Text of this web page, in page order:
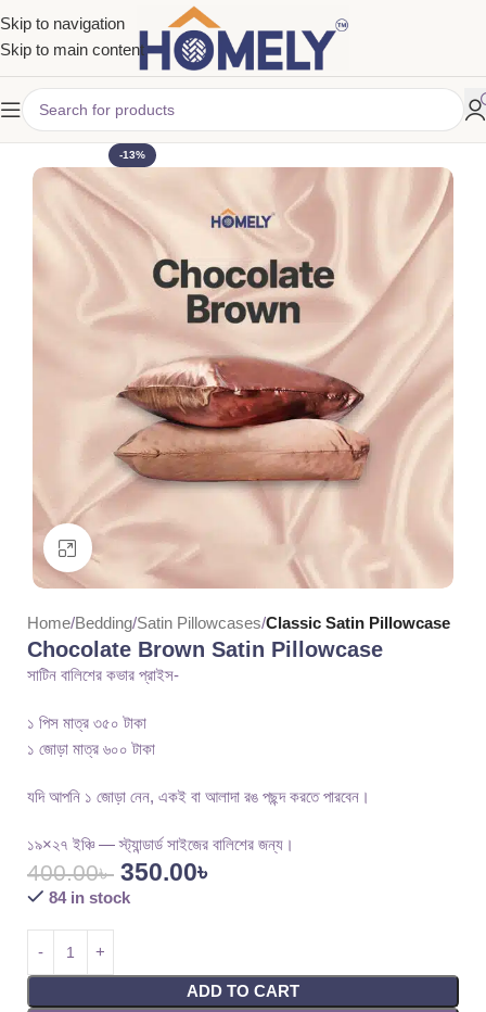
Skip to navigation
Skip to main content
-13%
Click to enlarge
Home Bedding Satin Pillowcases Classic Satin Pillowcase
Chocolate Brown Satin Pillowcase
সাটিন বালিশের কভার প্রাইস-
১ পিস মাত্র ৩৫০ টাকা
১ জোড়া মাত্র ৬০০ টাকা
যদি আপনি ১ জোড়া নেন, একই বা আলাদা রঙ পছন্দ করতে পারবেন।
১৯×২৭ ইঞ্চি — স্ট্যান্ডার্ড সাইজের বালিশের জন্য।
400.00৳ 350.00৳
84 in stock
ADD TO CART